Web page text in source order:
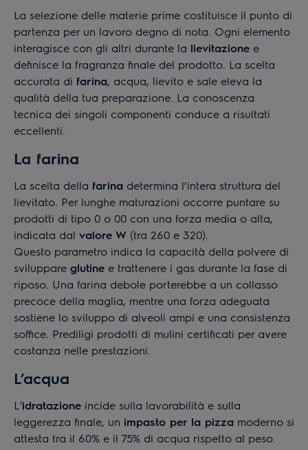
La selezione delle materie prime costituisce il punto di
partenza per un lavoro degno di nota. Ogni elemento
interagisce con gli altri durante la lievitazione e
definisce la fragranza finale del prodotto. La scelta
accurata di farina, acqua, lievito e sale eleva la
qualità della tua preparazione. La conoscenza
tecnica dei singoli componenti conduce a risultati
eccellenti.
La farina
La scelta della farina determina l’intera struttura del
lievitato. Per lunghe maturazioni occorre puntare su
prodotti di tipo 0 o 00 con una forza media o alta,
indicata dal valore W (tra 260 e 320).
Questo parametro indica la capacità della polvere di
sviluppare glutine e trattenere i gas durante la fase di
riposo. Una farina debole porterebbe a un collasso
precoce della maglia, mentre una forza adeguata
sostiene lo sviluppo di alveoli ampi e una consistenza
soffice. Prediligi prodotti di mulini certificati per avere
costanza nelle prestazioni.
L’acqua
L'idratazione incide sulla lavorabilità e sulla
leggerezza finale, un impasto per la pizza moderno si
attesta tra il 60% e il 75% di acqua rispetto al peso